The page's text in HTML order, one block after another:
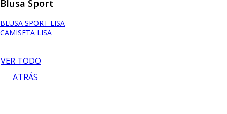
Blusa Sport
BLUSA SPORT LISA
CAMISETA LISA
VER TODO
ATRÁS